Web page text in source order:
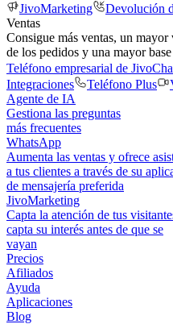
JivoMarketing
Devolución
Ventas
Consigue más ventas, un
de los pedidos y una mayor
Teléfono empresarial de
Integraciones
Teléfono Plus
Agente de IA
Gestiona las preguntas
más frecuentes
WhatsApp
Aumenta las ventas y ofrece
a tus clientes a través de su
de mensajería preferida
JivoMarketing
Capta la atención de tus
capta su interés antes de que se
vayan
Precios
Afiliados
Ayuda
Aplicaciones
Blog